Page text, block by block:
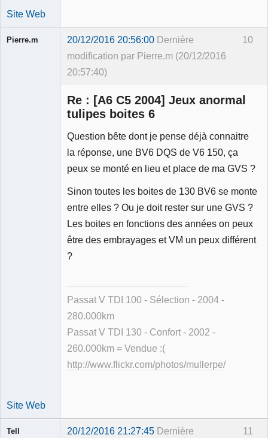
Site Web
10
Pierre.m 20/12/2016 20:56:00 Dernière
modification par Pierre.m (20/12/2016
20:57:40)
Re : [A6 C5 2004] Jeux anormal
tulipes boites 6
Question bête dont je pense déjà connaitre
la réponse, une BV6 DQS de V6 150, ça
peux se monté en lieu et place de ma GVS ?
Sinon toutes les boites de 130 BV6 se monte
entre elles ? Ou je doit rester sur une GVS ?
Les boites en fonctions des années on peux
être des embrayages et VM un peux différent
?
Passat V TDI 100 - Sélection - 2004 -
280.000km
Passat V TDI 130 - Confort - 2002 -
260.000km = Vendue :(
http://www.flickr.com/photos/mullerpe/
Site Web
11
Tell 20/12/2016 21:27:45 Dernière